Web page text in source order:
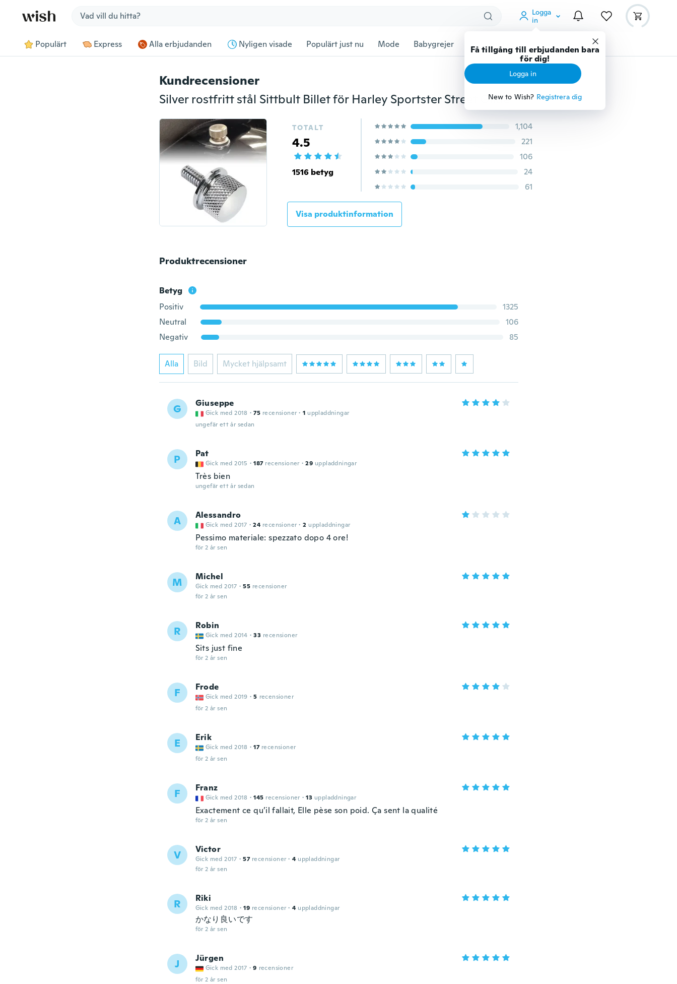
Logga
in
Få tillgång till erbjudanden bara
för dig!
Logga in
New to Wish? Registrera dig
Populärt Express Alla erbjudanden Nyligen visade Populärt just nu Mode Babygrejer Djurtillbehör Teknikprylar Mer
Kundrecensioner
Silver rostfritt stål Sittbult Billet för Harley Sportster Street Glide
TOTALT
4.5
1516 betyg
1,104
221
106
24
61
Visa produktinformation
Produktrecensioner
Betyg
Positiv
1325
Neutral
106
Negativ
85
Alla Bild Mycket hjälpsamt
G Giuseppe
Gick med 2018 · 75 recensioner · 1 uppladdningar
ungefär ett år sedan
P Pat
Gick med 2015 · 187 recensioner · 29 uppladdningar
Très bien
ungefär ett år sedan
A Alessandro
Gick med 2017 · 24 recensioner · 2 uppladdningar
Pessimo materiale: spezzato dopo 4 ore!
för 2 år sen
M Michel
Gick med 2017 · 55 recensioner
för 2 år sen
R Robin
Gick med 2014 · 33 recensioner
Sits just fine
för 2 år sen
F Frode
Gick med 2019 · 5 recensioner
för 2 år sen
E Erik
Gick med 2018 · 17 recensioner
för 2 år sen
F Franz
Gick med 2018 · 145 recensioner · 13 uppladdningar
Exactement ce qu’il fallait, Elle pèse son poid. Ça sent la qualité
för 2 år sen
V Victor
Gick med 2017 · 57 recensioner · 4 uppladdningar
för 2 år sen
R Riki
Gick med 2018 · 19 recensioner · 4 uppladdningar
かなり良いです
för 2 år sen
J Jürgen
Gick med 2017 · 9 recensioner
för 2 år sen